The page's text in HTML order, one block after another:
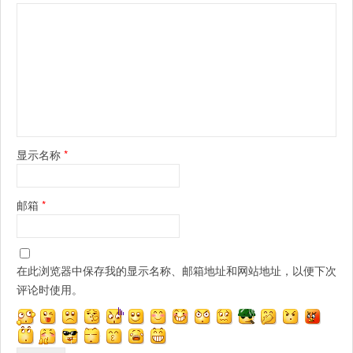
显示名称 *
邮箱 *
在此浏览器中保存我的显示名称、邮箱地址和网站地址，以便下次
评论时使用。